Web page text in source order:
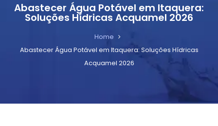
Abastecer Água Potável em Itaquera:
Soluções Hídricas Acquamel 2026
Home
Abastecer Água Potável em Itaquera: Soluções Hídricas
Acquamel 2026